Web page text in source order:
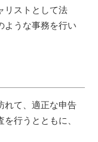
リストとして法
ような事務を行い
れて、適正な申告
行うとともに、